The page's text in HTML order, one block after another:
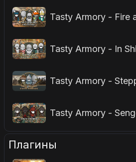
Tasty Armory - Fire
Tasty Armory - In
Tasty Armory -
Tasty Armory -
Плагины